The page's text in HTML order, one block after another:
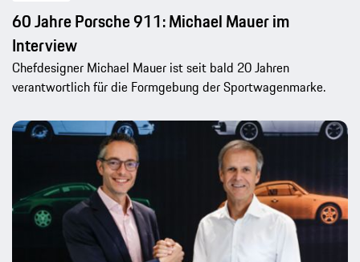
60 Jahre Porsche 911: Michael Mauer im
Interview
Chefdesigner Michael Mauer ist seit bald 20 Jahren
verantwortlich für die Formgebung der Sportwagenmarke.